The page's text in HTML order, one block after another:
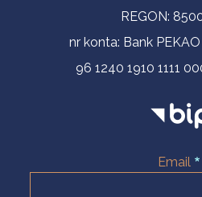
REGON:
nr konta: Bank
96 1240 1910 1111
Email